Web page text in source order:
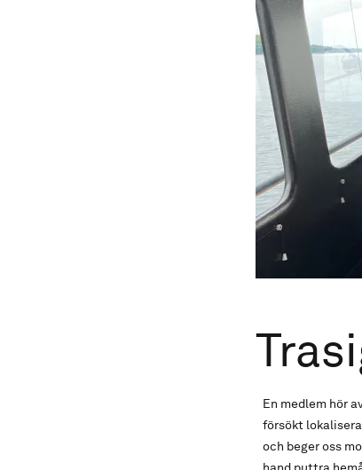
En medlem hör
försökt
och beger oss